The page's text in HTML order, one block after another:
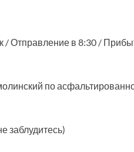
Отправление в 8:30 /
по
заблудитесь)